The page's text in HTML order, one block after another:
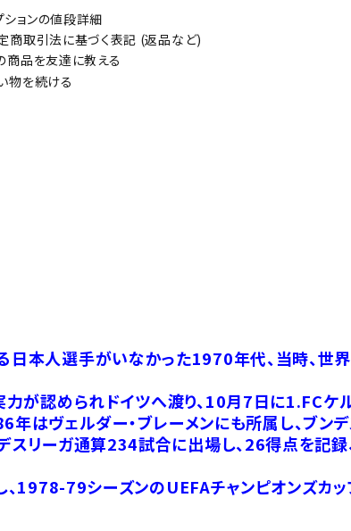
ションの値段詳細
商取引法に基づく表記 (返品など)
商品を友達に教える
物を続ける
日本人選手がいなかった1970年代、当時、世
が認められドイツへ渡り、10月7日に1.FCケ
はヴェルダー・ブレーメンにも所属し、ブン
リーガ通算234試合に出場し、26得点を記録
1978-79シーズンのUEFAチャンピオンズカッ